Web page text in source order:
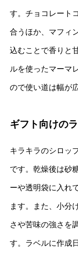
す。チョコレート
合うほか、マフィ
込むことで香りと
ルを使ったマーマ
ので使い道は幅が
ギフト向けの
キラキラのシロッ
です。乾燥後は砂
ーや透明袋に入れ
ます。また、小分
さや苦味の強さを
す。ラベルに作成